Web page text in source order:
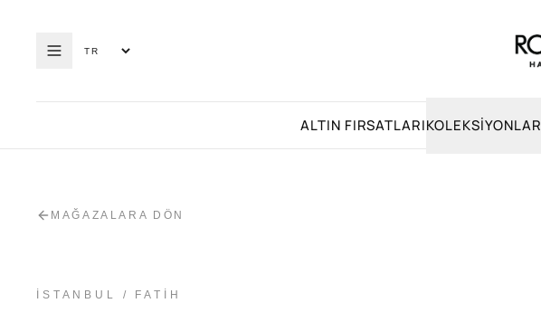
ALTIN FIRSATLARIKOLEKSIYONLAR
MAĞAZALARA DÖN
İSTANBUL / FATİH